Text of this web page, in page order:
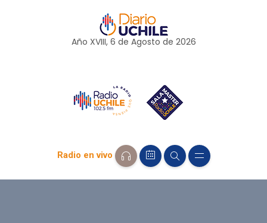
Año XVIII, 6 de Agosto de 2026
Radio en vivo